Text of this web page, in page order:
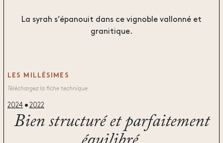
La syrah s’épanouit dans ce vignoble vallonné et
granitique.
LES MILLÉSIMES
Téléchargez la fiche technique
2024 2022
Bien structuré et parfaitement